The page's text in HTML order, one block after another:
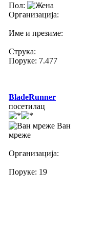
Пол:
Организација:
Име и презиме:
Струка:
Поруке: 7.477
BladeRunner
посетилац
Ван
мреже
Организација:
Поруке: 19